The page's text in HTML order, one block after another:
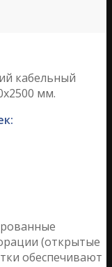
кабельный
мм.
(открытые
обеспечивают